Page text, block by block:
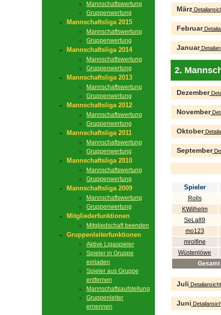
Mannschaftswertung
Gruppenwertung
Mannschaftsliga 2015
Mannschaftswertung
Gruppenwertung
Mannschaftsliga 2014
Mannschaftswertung
Gruppenwertung
Mannschaftsliga 2013
Mannschaftswertung
Gruppenwertung
Mannschaftsliga 2012
Mannschaftswertung
Gruppenwertung
Mannschaftsliga 2011
Mannschaftswertung
Gruppenwertung
Mannschaftsliga 2010
Mannschaftswertung
Gruppenwertung
Mannschaftsliga 2009
Mannschaftswertung
Gruppenwertung
Mitgliederfunktionen
Mitgliedschaft beenden
Gruppenleiterfunktionen
Aktive Ligaspieler
Spieler in Gruppe
einladen
Spieler aus Gruppe
entfernen
Mannschaftsaufstellung
Gruppenleiter
ernennen
März
Februar
Januar
2.
Dezember
November
Oktober
September
Spieler
Rolls
KWilhelm
SeLa89
mo123
mrolfine
Wüstenlöwe
Gesamt
Juli Detailansicht
Juni